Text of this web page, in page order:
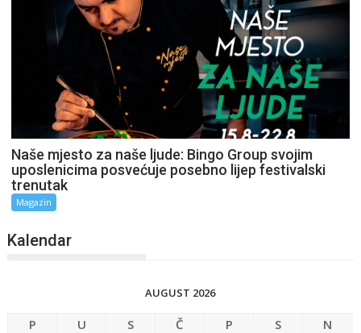
Naše mjesto za naše ljude: Bingo Group svojim
uposlenicima posvećuje posebno lijep festivalski
trenutak
Magazin
Kalendar
AUGUST 2026
P U S Č P S
N